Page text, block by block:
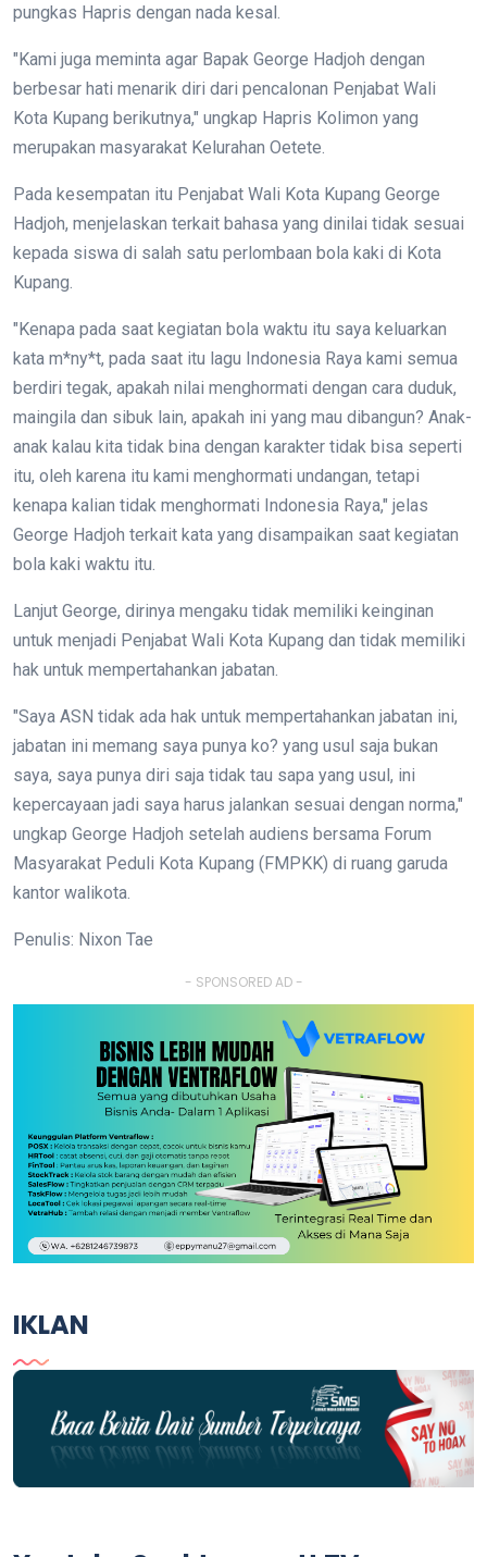
pungkas Hapris dengan nada kesal.
"Kami juga meminta agar Bapak George Hadjoh dengan
berbesar hati menarik diri dari pencalonan Penjabat Wali
Kota Kupang berikutnya," ungkap Hapris Kolimon yang
merupakan masyarakat Kelurahan Oetete.
Pada kesempatan itu Penjabat Wali Kota Kupang George
Hadjoh, menjelaskan terkait bahasa yang dinilai tidak sesuai
kepada siswa di salah satu perlombaan bola kaki di Kota
Kupang.
"Kenapa pada saat kegiatan bola waktu itu saya keluarkan
kata m*ny*t, pada saat itu lagu Indonesia Raya kami semua
berdiri tegak, apakah nilai menghormati dengan cara duduk,
maingila dan sibuk lain, apakah ini yang mau dibangun? Anak-
anak kalau kita tidak bina dengan karakter tidak bisa seperti
itu, oleh karena itu kami menghormati undangan, tetapi
kenapa kalian tidak menghormati Indonesia Raya," jelas
George Hadjoh terkait kata yang disampaikan saat kegiatan
bola kaki waktu itu.
Lanjut George, dirinya mengaku tidak memiliki keinginan
untuk menjadi Penjabat Wali Kota Kupang dan tidak memiliki
hak untuk mempertahankan jabatan.
"Saya ASN tidak ada hak untuk mempertahankan jabatan ini,
jabatan ini memang saya punya ko? yang usul saja bukan
saya, saya punya diri saja tidak tau sapa yang usul, ini
kepercayaan jadi saya harus jalankan sesuai dengan norma,"
ungkap George Hadjoh setelah audiens bersama Forum
Masyarakat Peduli Kota Kupang (FMPKK) di ruang garuda
kantor walikota.
Penulis: Nixon Tae
- SPONSORED AD -
IKLAN